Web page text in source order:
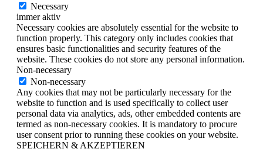
Necessary
immer aktiv
Necessary cookies are absolutely essential for the website to
function properly. This category only includes cookies that
ensures basic functionalities and security features of the
website. These cookies do not store any personal information.
Non-necessary
Non-necessary
Any cookies that may not be particularly necessary for the
website to function and is used specifically to collect user
personal data via analytics, ads, other embedded contents are
termed as non-necessary cookies. It is mandatory to procure
user consent prior to running these cookies on your website.
SPEICHERN & AKZEPTIEREN